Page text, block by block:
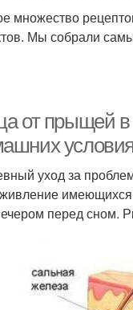
множество
Мы собрали
от прыщей в
уход за
перед сном.